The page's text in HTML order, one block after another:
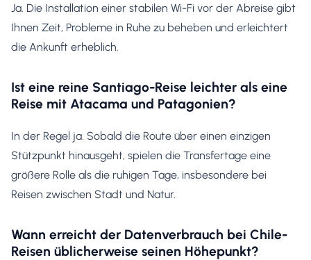
Ja. Die Installation einer stabilen Wi-Fi vor der Abreise gibt
Ihnen Zeit, Probleme in Ruhe zu beheben und erleichtert
die Ankunft erheblich.
Ist eine reine Santiago-Reise leichter als eine
Reise mit Atacama und Patagonien?
In der Regel ja. Sobald die Route über einen einzigen
Stützpunkt hinausgeht, spielen die Transfertage eine
größere Rolle als die ruhigen Tage, insbesondere bei
Reisen zwischen Stadt und Natur.
Wann erreicht der Datenverbrauch bei Chile-
Reisen üblicherweise seinen Höhepunkt?